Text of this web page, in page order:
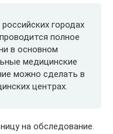
городах
полное
в основном
медицинские
можно сделать в
центрах.
на обследование.